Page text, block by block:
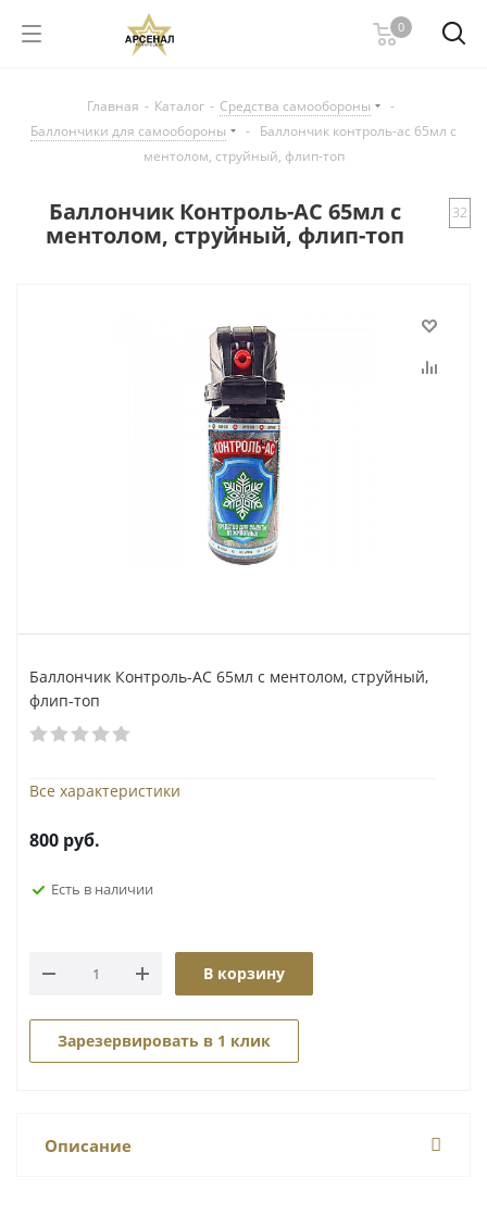
0
Главная - Каталог - Средства самообороны
-
Баллончики для самообороны
- Баллончик контроль-ас 65мл с
ментолом, струйный, флип-топ
Баллончик Контроль-АС 65мл с
ментолом, струйный, флип-топ
32
Баллончик Контроль-АС 65мл с ментолом, струйный,
флип-топ
Все характеристики
800 руб.
Есть в наличии
В корзину
Зарезервировать в 1 клик
Описание